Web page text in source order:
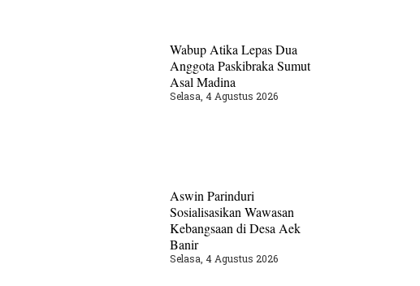
Wabup Atika Lepas Dua
Anggota Paskibraka Sumut
Asal Madina
Selasa, 4 Agustus 2026
Aswin Parinduri
Sosialisasikan Wawasan
Kebangsaan di Desa Aek
Banir
Selasa, 4 Agustus 2026